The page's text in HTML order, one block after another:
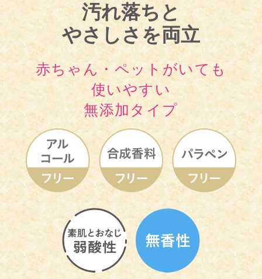
汚れ落ちと
やさしさを両立
赤ちゃん・ペットがいても
使いやすい
無添加タイプ